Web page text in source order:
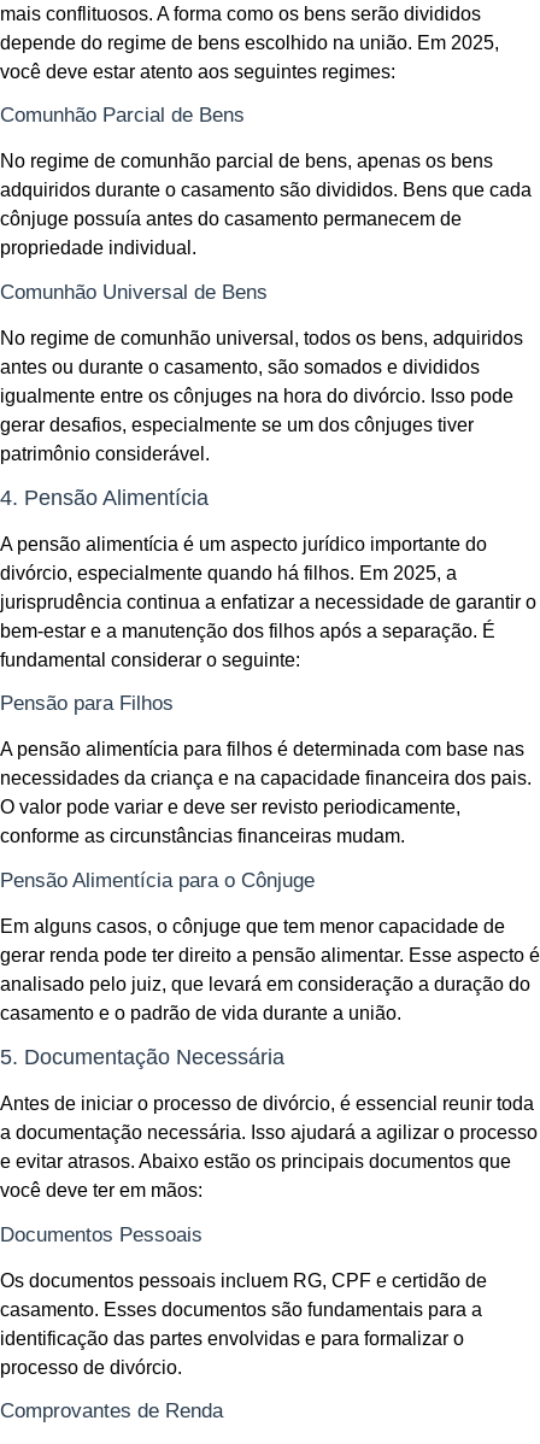
mais conflituosos. A forma como os bens serão divididos
depende do regime de bens escolhido na união. Em 2025,
você deve estar atento aos seguintes regimes:
Comunhão Parcial de Bens
No regime de comunhão parcial de bens, apenas os bens
adquiridos durante o casamento são divididos. Bens que cada
cônjuge possuía antes do casamento permanecem de
propriedade individual.
Comunhão Universal de Bens
No regime de comunhão universal, todos os bens, adquiridos
antes ou durante o casamento, são somados e divididos
igualmente entre os cônjuges na hora do divórcio. Isso pode
gerar desafios, especialmente se um dos cônjuges tiver
patrimônio considerável.
4. Pensão Alimentícia
A pensão alimentícia é um aspecto jurídico importante do
divórcio, especialmente quando há filhos. Em 2025, a
jurisprudência continua a enfatizar a necessidade de garantir o
bem-estar e a manutenção dos filhos após a separação. É
fundamental considerar o seguinte:
Pensão para Filhos
A pensão alimentícia para filhos é determinada com base nas
necessidades da criança e na capacidade financeira dos pais.
O valor pode variar e deve ser revisto periodicamente,
conforme as circunstâncias financeiras mudam.
Pensão Alimentícia para o Cônjuge
Em alguns casos, o cônjuge que tem menor capacidade de
gerar renda pode ter direito a pensão alimentar. Esse aspecto é
analisado pelo juiz, que levará em consideração a duração do
casamento e o padrão de vida durante a união.
5. Documentação Necessária
Antes de iniciar o processo de divórcio, é essencial reunir toda
a documentação necessária. Isso ajudará a agilizar o processo
e evitar atrasos. Abaixo estão os principais documentos que
você deve ter em mãos:
Documentos Pessoais
Os documentos pessoais incluem RG, CPF e certidão de
casamento. Esses documentos são fundamentais para a
identificação das partes envolvidas e para formalizar o
processo de divórcio.
Comprovantes de Renda